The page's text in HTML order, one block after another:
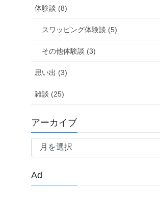
体験談 (8)
スワッピング体験談 (5)
その他体験談 (3)
思い出 (3)
雑談 (25)
アーカイブ
ア
イ
ブ
Ad